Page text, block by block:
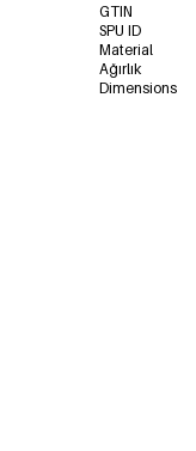
GTIN
SPU ID
Material
Ağırlık
Dimensions